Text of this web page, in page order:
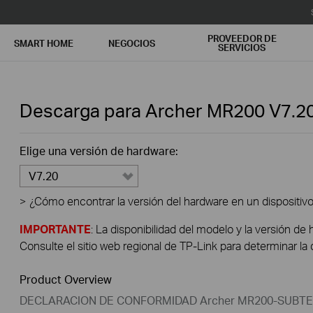
SMART HOME NEGOCIOS PROVEEDOR DE
SERVICIOS
Descarga para Archer MR200
Elige una versión de hardware:
V7.20
> ¿Cómo encontrar la versión del hardware en un
IMPORTANTE: La disponibilidad del modelo y la versión de
Consulte el sitio web regional de TP-Link para determinar
Product Overview
DECLARACION DE CONFORMIDAD Archer MR200-